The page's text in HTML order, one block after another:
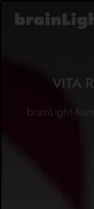
VITA
brainLight-